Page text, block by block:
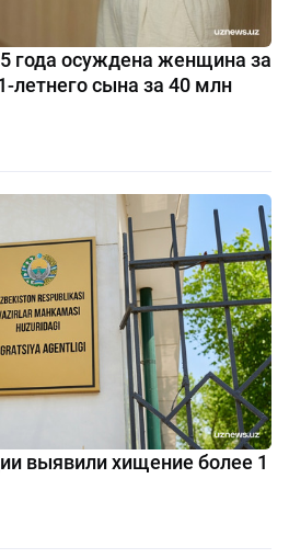
года осуждена женщина за
летнего сына за 40 млн
выявили хищение более 1